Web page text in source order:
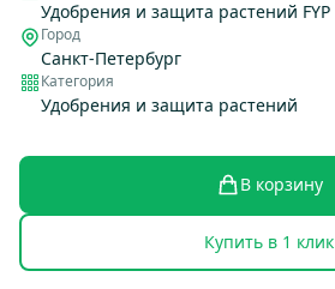
Удобрения и защита растений FYP
Город
Санкт-Петербург
Категория
Удобрения и защита растений
В корзину
Купить в 1 клик